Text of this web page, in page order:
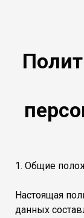
1. Общие
Настоящая
данных